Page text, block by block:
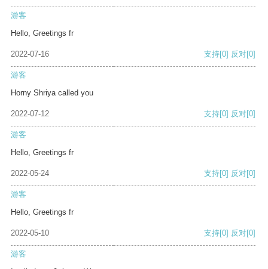
游客
Hello, Greetings fr
2022-07-16 支持[0] 反对[0]
游客
Horny Shriya called you
2022-07-12 支持[0] 反对[0]
游客
Hello, Greetings fr
2022-05-24 支持[0] 反对[0]
游客
Hello, Greetings fr
2022-05-10 支持[0] 反对[0]
游客